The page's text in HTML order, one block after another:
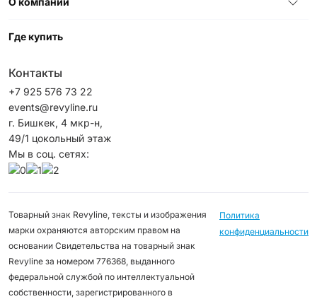
Где купить
Контакты
+7 925 576 73 22
events@revyline.ru
г. Бишкек, 4 мкр-н,
49/1 цокольный этаж
Мы в соц. сетях:
Товарный знак Revyline, тексты и изображения
марки охраняются авторским правом на
основании Свидетельства на товарный знак
Revyline за номером 776368, выданного
федеральной службой по интеллектуальной
собственности, зарегистрированного в
Политика
конфиденциальности